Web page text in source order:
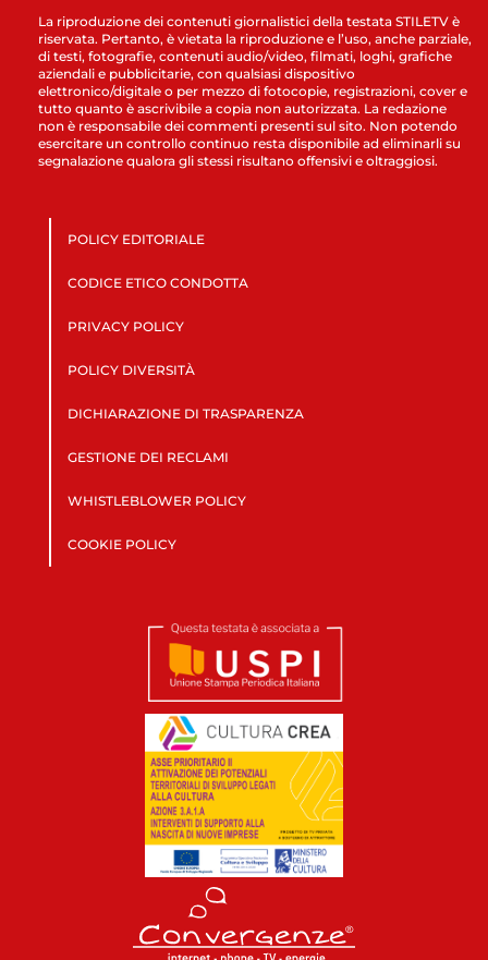
La riproduzione dei contenuti giornalistici della testata STILETV è
riservata. Pertanto, è vietata la riproduzione e l’uso, anche parziale,
di testi, fotografie, contenuti audio/video, filmati, loghi, grafiche
aziendali e pubblicitarie, con qualsiasi dispositivo
elettronico/digitale o per mezzo di fotocopie, registrazioni, cover e
tutto quanto è ascrivibile a copia non autorizzata. La redazione
non è responsabile dei commenti presenti sul sito. Non potendo
esercitare un controllo continuo resta disponibile ad eliminarli su
segnalazione qualora gli stessi risultano offensivi e oltraggiosi.
POLICY EDITORIALE
CODICE ETICO CONDOTTA
PRIVACY POLICY
POLICY DIVERSITÀ
DICHIARAZIONE DI TRASPARENZA
GESTIONE DEI RECLAMI
WHISTLEBLOWER POLICY
COOKIE POLICY